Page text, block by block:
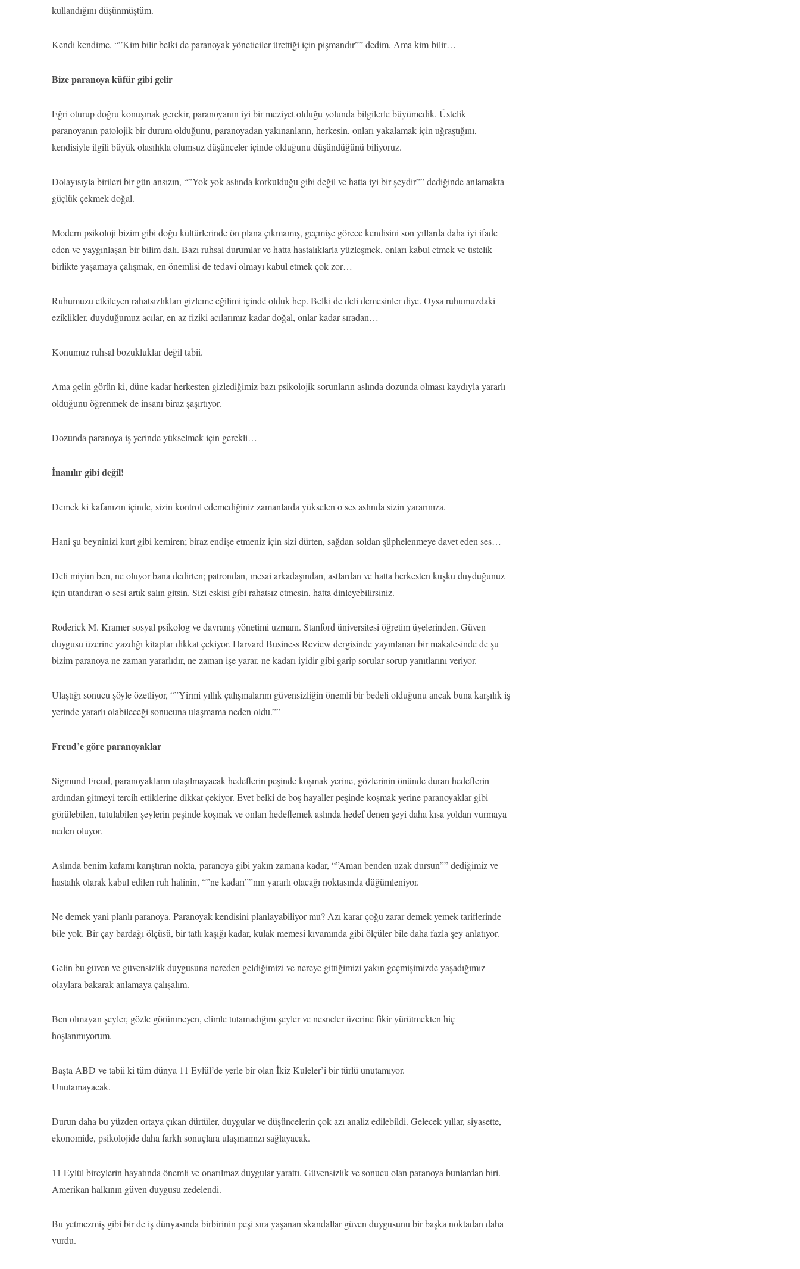
kullandığını düşünmüştüm.
Kendi kendime, “”Kim bilir belki de paranoyak yöneticiler ürettiği için pişmandır”” dedim. Ama kim bilir…
Bize paranoya küfür gibi gelir
Eğri oturup doğru konuşmak gerekir, paranoyanın iyi bir meziyet olduğu yolunda bilgilerle büyümedik. Üstelik
paranoyanın patolojik bir durum olduğunu, paranoyadan yakınanların, herkesin, onları yakalamak için uğraştığını,
kendisiyle ilgili büyük olasılıkla olumsuz düşünceler içinde olduğunu düşündüğünü biliyoruz.
Dolayısıyla birileri bir gün ansızın, “”Yok yok aslında korkulduğu gibi değil ve hatta iyi bir şeydir”” dediğinde anlamakta
güçlük çekmek doğal.
Modern psikoloji bizim gibi doğu kültürlerinde ön plana çıkmamış, geçmişe görece kendisini son yıllarda daha iyi ifade
eden ve yaygınlaşan bir bilim dalı. Bazı ruhsal durumlar ve hatta hastalıklarla yüzleşmek, onları kabul etmek ve üstelik
birlikte yaşamaya çalışmak, en önemlisi de tedavi olmayı kabul etmek çok zor…
Ruhumuzu etkileyen rahatsızlıkları gizleme eğilimi içinde olduk hep. Belki de deli demesinler diye. Oysa ruhumuzdaki
eziklikler, duyduğumuz acılar, en az fiziki acılarımız kadar doğal, onlar kadar sıradan…
Konumuz ruhsal bozukluklar değil tabii.
Ama gelin görün ki, düne kadar herkesten gizlediğimiz bazı psikolojik sorunların aslında dozunda olması kaydıyla yararlı
olduğunu öğrenmek de insanı biraz şaşırtıyor.
Dozunda paranoya iş yerinde yükselmek için gerekli…
İnanılır gibi değil!
Demek ki kafanızın içinde, sizin kontrol edemediğiniz zamanlarda yükselen o ses aslında sizin yararınıza.
Hani şu beyninizi kurt gibi kemiren; biraz endişe etmeniz için sizi dürten, sağdan soldan şüphelenmeye davet eden ses…
Deli miyim ben, ne oluyor bana dedirten; patrondan, mesai arkadaşından, astlardan ve hatta herkesten kuşku duyduğunuz
için utandıran o sesi artık salın gitsin. Sizi eskisi gibi rahatsız etmesin, hatta dinleyebilirsiniz.
Roderick M. Kramer sosyal psikolog ve davranış yönetimi uzmanı. Stanford üniversitesi öğretim üyelerinden. Güven
duygusu üzerine yazdığı kitaplar dikkat çekiyor. Harvard Business Review dergisinde yayınlanan bir makalesinde de şu
bizim paranoya ne zaman yararlıdır, ne zaman işe yarar, ne kadarı iyidir gibi garip sorular sorup yanıtlarını veriyor.
Ulaştığı sonucu şöyle özetliyor, “”Yirmi yıllık çalışmalarım güvensizliğin önemli bir bedeli olduğunu ancak buna karşılık iş
yerinde yararlı olabileceği sonucuna ulaşmama neden oldu.””
Freud’e göre paranoyaklar
Sigmund Freud, paranoyakların ulaşılmayacak hedeflerin peşinde koşmak yerine, gözlerinin önünde duran hedeflerin
ardından gitmeyi tercih ettiklerine dikkat çekiyor. Evet belki de boş hayaller peşinde koşmak yerine paranoyaklar gibi
görülebilen, tutulabilen şeylerin peşinde koşmak ve onları hedeflemek aslında hedef denen şeyi daha kısa yoldan vurmaya
neden oluyor.
Aslında benim kafamı karıştıran nokta, paranoya gibi yakın zamana kadar, “”Aman benden uzak dursun”” dediğimiz ve
hastalık olarak kabul edilen ruh halinin, “”ne kadarı””nın yararlı olacağı noktasında düğümleniyor.
Ne demek yani planlı paranoya. Paranoyak kendisini planlayabiliyor mu? Azı karar çoğu zarar demek yemek tariflerinde
bile yok. Bir çay bardağı ölçüsü, bir tatlı kaşığı kadar, kulak memesi kıvamında gibi ölçüler bile daha fazla şey anlatıyor.
Gelin bu güven ve güvensizlik duygusuna nereden geldiğimizi ve nereye gittiğimizi yakın geçmişimizde yaşadığımız
olaylara bakarak anlamaya çalışalım.
Ben olmayan şeyler, gözle görünmeyen, elimle tutamadığım şeyler ve nesneler üzerine fikir yürütmekten hiç
hoşlanmıyorum.
Başta ABD ve tabii ki tüm dünya 11 Eylül’de yerle bir olan İkiz Kuleler’i bir türlü unutamıyor.
Unutamayacak.
Durun daha bu yüzden ortaya çıkan dürtüler, duygular ve düşüncelerin çok azı analiz edilebildi. Gelecek yıllar, siyasette,
ekonomide, psikolojide daha farklı sonuçlara ulaşmamızı sağlayacak.
11 Eylül bireylerin hayatında önemli ve onarılmaz duygular yarattı. Güvensizlik ve sonucu olan paranoya bunlardan biri.
Amerikan halkının güven duygusu zedelendi.
Bu yetmezmiş gibi bir de iş dünyasında birbirinin peşi sıra yaşanan skandallar güven duygusunu bir başka noktadan daha
vurdu.